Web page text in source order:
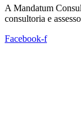
A Mandatum
consultoria e
Facebook-f